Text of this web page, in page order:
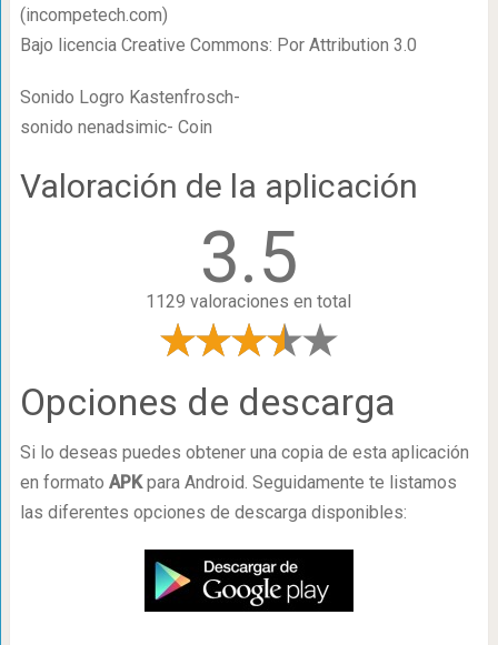
(incompetech.com)
Bajo licencia Creative Commons: Por Attribution 3.0
Sonido Logro Kastenfrosch-
sonido nenadsimic- Coin
Valoración de la aplicación
3.5
1129 valoraciones en total
Opciones de descarga
Si lo deseas puedes obtener una copia de esta aplicación
en formato APKpara Android. Seguidamente te listamos
las diferentes opciones de descarga disponibles: